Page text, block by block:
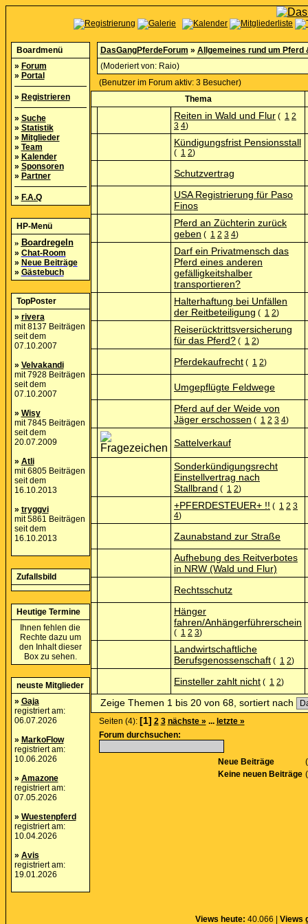
Boardmenü
» Forum
» Portal
» Registrieren
» Suche
» Statistik
» Mitglieder
» Team
» Kalender
» Sponsoren
» Partner
» F.A.Q
HP-Menü
» Boardregeln
» Chat-Room
» Neue Beiträge
» Gästebuch
TopPoster
» rivera
mit 8137 Beiträgen
seit dem
07.10.2007
» Velvakandi
mit 7928 Beiträgen
seit dem
07.10.2007
» Wisy
mit 7845 Beiträgen
seit dem
20.07.2009
» Atli
mit 6805 Beiträgen
seit dem
16.10.2013
» tryggvi
mit 5861 Beiträgen
seit dem
16.10.2013
Zufallsbild
Heutige Termine
Ihnen fehlen die
Rechte dazu um
den Inhalt dieser
Box zu sehen.
neuste Mitglieder
» Gaja
registriert am:
06.07.2026
» MarkoFlow
registriert am:
10.06.2026
» Amazone
registriert am:
07.05.2026
» Wuestenpferd
registriert am:
10.04.2026
» Avis
registriert am:
19.01.2026
DasGangPferdeForum » Allgemeines rund um Pferd
(Moderiert von: Raio)
(Benutzer im Forum aktiv: 3 Besucher)
Thema
Reiten in Wald und Flur ( 1 2
3 4)
Kündigungsfrist Pensionsstall
( 1 2)
Schutzvertrag
USA Registrierung für Paso
Finos
Pferd an Züchterin zurück
geben ( 1 2 3 4)
Darf ein Privatmensch das
Pferd eines anderen
gefälligkeitshalber
transportieren?
Halterhaftung bei Unfällen
der Reitbeteiligung ( 1 2)
Reiserücktrittsversicherung
für das Pferd? ( 1 2)
Pferdekaufrecht ( 1 2)
Umgepflügte Feldwege
Pferd auf der Weide von
Jäger erschossen ( 1 2 3 4)
Sattelverkauf
Sonderkündigungsrecht
Einstellvertrag nach
Stallbrand ( 1 2)
+PFERDESTEUER+ !! ( 1 2 3
4)
Zaunabstand zur Straße
Aufhebung des Reitverbotes
in NRW (Wald und Flur)
Rechtsschutz
Hänger
fahren/Anhängerführerschein
( 1 2 3)
Landwirtschaftliche
Berufsgenossenschaft ( 1 2)
Einsteller zahlt nicht ( 1 2)
Zeige Themen 1 bis 20 von 68, sortiert nach
Seiten (4): [1] 2 3 nächste » ... letzte »
Forum durchsuchen:
Neue Beiträge
Keine neuen Beiträge
Views heute: 40.066 | Views